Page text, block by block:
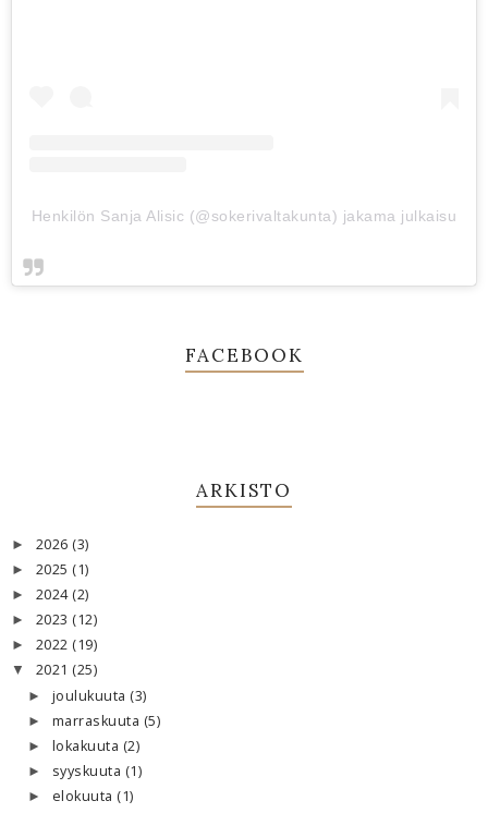
Henkilön Sanja Alisic (@sokerivaltakunta) jakama julkaisu
FACEBOOK
ARKISTO
► 2026 (3)
► 2025 (1)
► 2024 (2)
► 2023 (12)
► 2022 (19)
▼ 2021 (25)
► joulukuuta (3)
► marraskuuta (5)
► lokakuuta (2)
► syyskuuta (1)
► elokuuta (1)